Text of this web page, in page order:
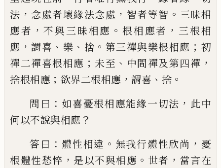
法 ， 念處者壞緣法念處 ， 智者等智 。 三昧相
應者 ，不與三昧相應 。 根相應者 ， 三根相
應 ，謂喜 、 樂 、 捨 。 第三禪與樂根相應 ； 初
禪二禪喜根相應 ； 未至 、 中間禪及第四禪 ，
捨根相應 ； 欲界二根相應 ， 謂喜 、 捨 。
問曰 ： 如喜憂根相應能緣一切法 ， 此中
何以不說與相應 ？
答曰 ： 體性相違 。 無我行體性欣尚 ， 憂
根體性愁悴 ， 是以不與相應 。 世者 ， 當言在